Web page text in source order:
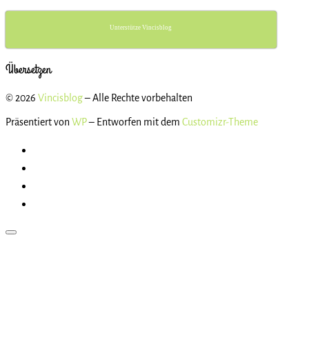
Unterstütze Vincisblog
Übersetzen
© 2026 Vincisblog– Alle Rechte vorbehalten
Präsentiert von WP– Entworfen mit dem Customizr-Theme